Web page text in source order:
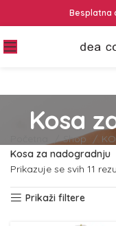
Besplatna
Kosa
Shop
Kosa za nadogradnju
Prikazuje se svih 11
Prikaži filtere